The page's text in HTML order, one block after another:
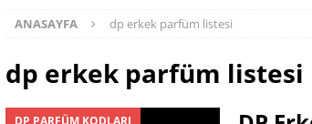
KODLARI
[ 23 Ocak 2024 ]
ANASAYFA dp erkek parfüm listesi
dp erkek parfüm listesi
DP PARFÜM KODLARI